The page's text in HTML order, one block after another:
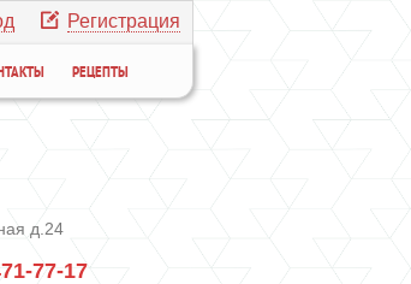
Регистрация
РЕЦЕПТЫ
д.24
77-17